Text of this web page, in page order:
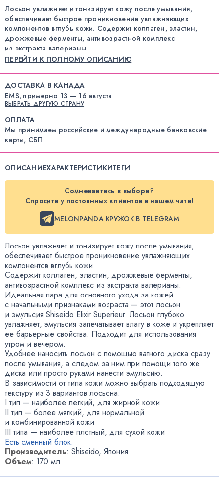
Лосьон увлажняет и тонизирует кожу после умывания,
обеспечивает быстрое проникновение увлажняющих
компонентов вглубь кожи. Содержит коллаген, эластин,
дрожжевые ферменты, антивозрастной комплекс
из экстракта валерианы.
ПЕРЕЙТИ К ПОЛНОМУ ОПИСАНИЮ
ДОСТАВКА В КАНАДА
EMS, примерно 13 — 16 августа
ВЫБРАТЬ ДРУГУЮ СТРАНУ
ОПЛАТА
Мы принимаем российские и международные банковские
карты, СБП
ОПИСАНИЕХАРАКТЕРИСТИКИТЕГИ
Сомневаетесь в выборе?
Спросите у постоянных клиентов в нашем чате!
MELONPANDA КРУЖОК В TELEGRAM
Лосьон увлажняет и тонизирует кожу после умывания,
обеспечивает быстрое проникновение увлажняющих
компонентов вглубь кожи.
Содержит коллаген, эластин, дрожжевые ферменты,
антивозрастной комплекс из экстракта валерианы.
Идеальная пара для основного ухода за кожей
с начальными признаками возраста — этот лосьон
и эмульсия Shiseido Elixir Superieur. Лосьон глубоко
увлажняет, эмульсия запечатывает влагу в коже и укрепляет
ее барьерные свойства. Подходит для использования
утром и вечером.
Удобнее наносить лосьон с помощью ватного диска сразу
после умывания, а следом за ним при помощи того же
диска или просто руками нанести эмульсию.
В зависимости от типа кожи можно выбрать подходящую
текстуру из 3 вариантов лосьона:
I тип — наиболее легкий, для жирной кожи
II тип — более мягкий, для нормальной
и комбинированной кожи
III типа — наиболее плотный, для сухой кожи
Есть сменный блок.
Производитель: Shiseido, Япония
Объем: 170 мл